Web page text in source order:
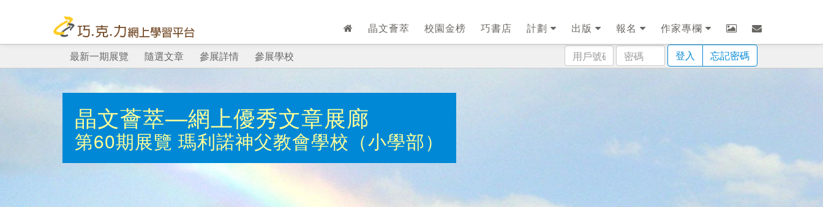
晶文薈萃 校園金榜 巧書店 計劃 出版 報名
作家專欄
用
戶
密
碼
登入 忘記密碼
最新一期展覽 隨選文章 參展詳情 參展學校
晶文薈萃—網上優秀文章展廊
第60期展覽 瑪利諾神父教會學校（小學部）